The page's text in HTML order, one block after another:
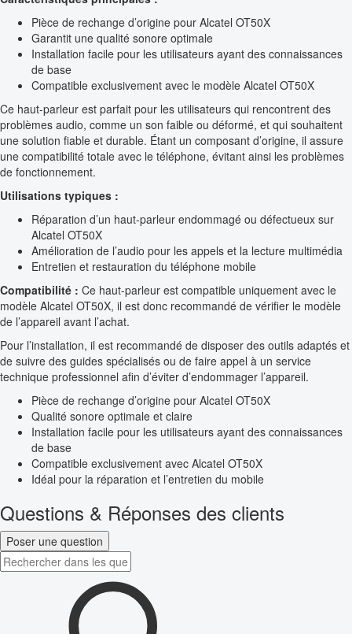
Pièce de rechange d’origine pour Alcatel OT50X
Garantit une qualité sonore optimale
Installation facile pour les utilisateurs ayant des connaissances
de base
Compatible exclusivement avec le modèle Alcatel OT50X
Ce haut-parleur est parfait pour les utilisateurs qui rencontrent des
problèmes audio, comme un son faible ou déformé, et qui souhaitent
une solution fiable et durable. Étant un composant d’origine, il assure
une compatibilité totale avec le téléphone, évitant ainsi les problèmes
de fonctionnement.
Utilisations typiques :
Réparation d’un haut-parleur endommagé ou défectueux sur
Alcatel OT50X
Amélioration de l’audio pour les appels et la lecture multimédia
Entretien et restauration du téléphone mobile
Compatibilité : Ce haut-parleur est compatible uniquement avec le
modèle Alcatel OT50X, il est donc recommandé de vérifier le modèle
de l’appareil avant l’achat.
Pour l’installation, il est recommandé de disposer des outils adaptés et
de suivre des guides spécialisés ou de faire appel à un service
technique professionnel afin d’éviter d’endommager l’appareil.
Pièce de rechange d’origine pour Alcatel OT50X
Qualité sonore optimale et claire
Installation facile pour les utilisateurs ayant des connaissances
de base
Compatible exclusivement avec Alcatel OT50X
Idéal pour la réparation et l’entretien du mobile
Questions & Réponses des clients
Poser une question